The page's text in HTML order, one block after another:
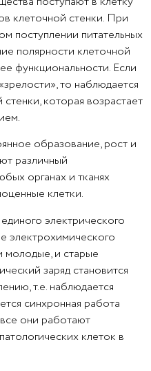
клеточной стенки. При
поступлении питательных
полярности клеточной
функциональности. Если
то наблюдается
которая возрастает
образование, рост и
различный
органах и тканях
клетки.
электрического
электрохимического
молодые, и старые
заряд становится
т.е. наблюдается
синхронная работа
все они работают
клеток в